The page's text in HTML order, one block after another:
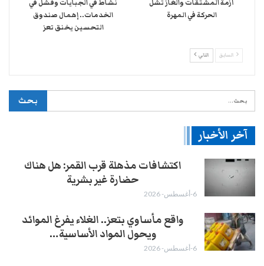
أزمة المشتقات والغاز تشل
الحركة في المهرة ​
نشاط في الجبايات وفشل في
الخدمات.. إهمال صندوق
التحسين يخنق تعز
السابق التالي
آخر الأخبار
اكتشافات مذهلة قرب القمر: هل هناك
حضارة غير بشرية
6-أغسطس- 2026
واقع مأساوي بتعز.. الغلاء يفرغ الموائد
ويحول المواد الأساسية…
6-أغسطس- 2026